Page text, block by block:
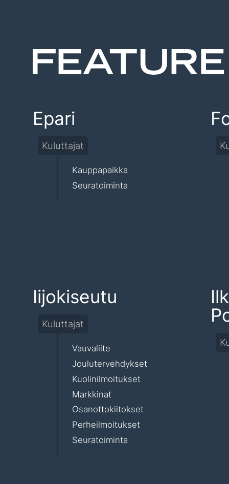
Epari
Kuluttajat
Kauppapaikka
Seuratoiminta
Iijokiseutu
Kuluttajat
Vauvaliite
Joulutervehdykset
Kuolinilmoitukset
Markkinat
Osanottokiitokset
Perheilmoitukset
Seuratoiminta